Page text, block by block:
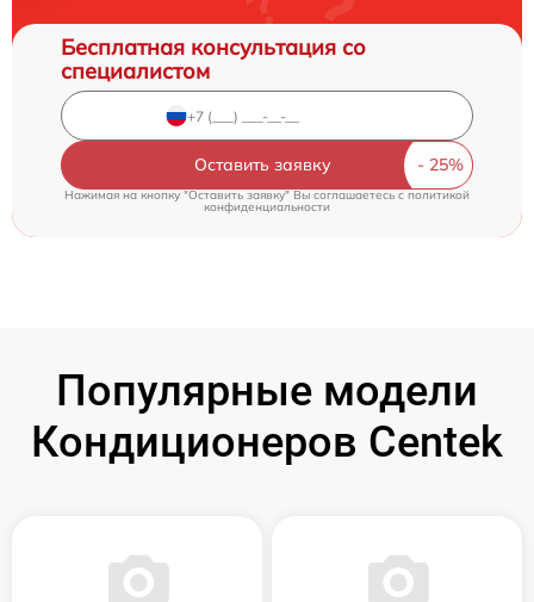
Бесплатная консультация со
специалистом
Оставить заявку
Нажимая на кнопку "Оставить заявку" Вы соглашаетесь c политикой
конфиденциальности
Популярные модели
Кондиционеров Centek